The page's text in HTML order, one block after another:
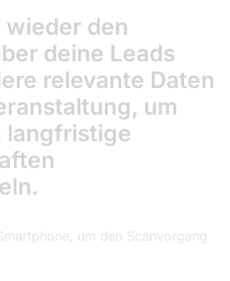
wieder den
deine Leads
relevante Daten
um
langfristige
um den Scanvorgang